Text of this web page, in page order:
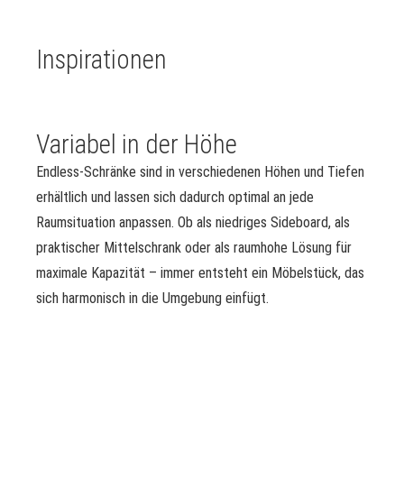
Inspirationen
Variabel in der Höhe
Endless-Schränke sind in verschiedenen Höhen und Tiefen
erhältlich und lassen sich dadurch optimal an jede
Raumsituation anpassen. Ob als niedriges Sideboard, als
praktischer Mittelschrank oder als raumhohe Lösung für
maximale Kapazität – immer entsteht ein Möbelstück, das
sich harmonisch in die Umgebung einfügt.